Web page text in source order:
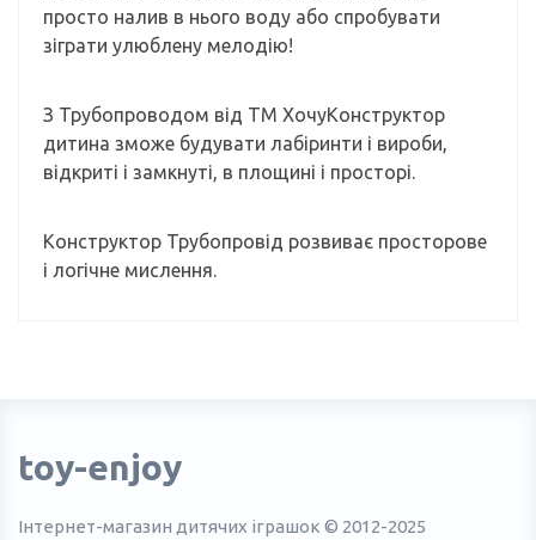
просто налив в нього воду або спробувати
зіграти улюблену мелодію!
З Трубопроводом від ТМ ХочуКонструктор
дитина зможе будувати лабіринти і вироби,
відкриті і замкнуті, в площині і просторі.
Конструктор Трубопровід розвиває просторове
і логічне мислення.
toy-enjoy
Інтернет-магазин дитячих іграшок © 2012-2025